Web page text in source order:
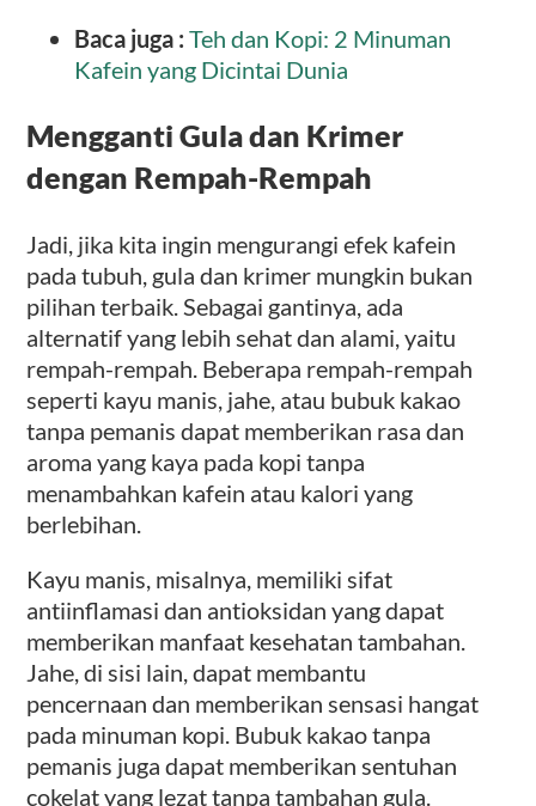
Baca juga : Teh dan Kopi: 2 Minuman
Kafein yang Dicintai Dunia
Mengganti Gula dan Krimer
dengan Rempah-Rempah
Jadi, jika kita ingin mengurangi efek kafein
pada tubuh, gula dan krimer mungkin bukan
pilihan terbaik. Sebagai gantinya, ada
alternatif yang lebih sehat dan alami, yaitu
rempah-rempah. Beberapa rempah-rempah
seperti kayu manis, jahe, atau bubuk kakao
tanpa pemanis dapat memberikan rasa dan
aroma yang kaya pada kopi tanpa
menambahkan kafein atau kalori yang
berlebihan.
Kayu manis, misalnya, memiliki sifat
antiinflamasi dan antioksidan yang dapat
memberikan manfaat kesehatan tambahan.
Jahe, di sisi lain, dapat membantu
pencernaan dan memberikan sensasi hangat
pada minuman kopi. Bubuk kakao tanpa
pemanis juga dapat memberikan sentuhan
cokelat yang lezat tanpa tambahan gula.